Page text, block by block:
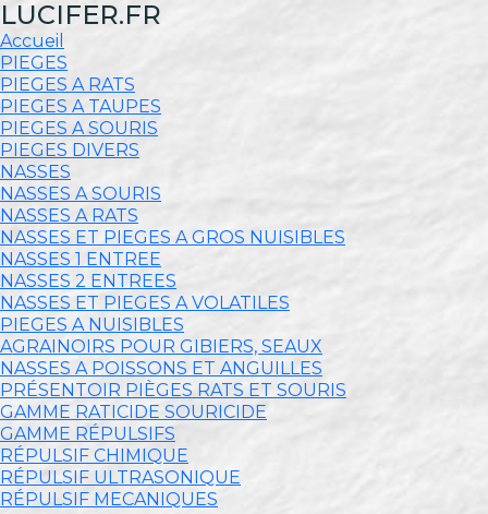
LUCIFER.FR
Accueil
PIEGES
PIEGES A RATS
PIEGES A TAUPES
PIEGES A SOURIS
PIEGES DIVERS
NASSES
NASSES A SOURIS
NASSES A RATS
NASSES ET PIEGES A GROS NUISIBLES
NASSES 1 ENTREE
NASSES 2 ENTREES
NASSES ET PIEGES A VOLATILES
PIEGES A NUISIBLES
AGRAINOIRS POUR GIBIERS, SEAUX
NASSES A POISSONS ET ANGUILLES
PRÉSENTOIR PIÈGES RATS ET SOURIS
GAMME RATICIDE SOURICIDE
GAMME RÉPULSIFS
RÉPULSIF CHIMIQUE
RÉPULSIF ULTRASONIQUE
RÉPULSIF MECANIQUES